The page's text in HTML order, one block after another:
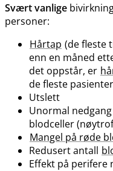
Svært vanlige
personer:
Hårtap (de fleste
enn en måned
det oppstår, er
de fleste
Utslett
Unormal
blodceller
Mangel på røde
Redusert antall
Effekt på perifere